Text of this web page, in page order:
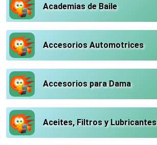
Academias de Baile
Accesorios Automotrices
Accesorios para Dama
Aceites, Filtros y Lubricantes